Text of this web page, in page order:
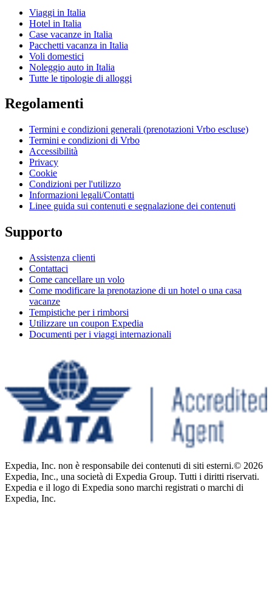
Viaggi in Italia
Hotel in Italia
Case vacanze in Italia
Pacchetti vacanza in Italia
Voli domestici
Noleggio auto in Italia
Tutte le tipologie di alloggi
Regolamenti
Termini e condizioni generali (prenotazioni Vrbo escluse)
Termini e condizioni di Vrbo
Accessibilità
Privacy
Cookie
Condizioni per l'utilizzo
Informazioni legali/Contatti
Linee guida sui contenuti e segnalazione dei contenuti
Supporto
Assistenza clienti
Contattaci
Come cancellare un volo
Come modificare la prenotazione di un hotel o una casa
vacanze
Tempistiche per i rimborsi
Utilizzare un coupon Expedia
Documenti per i viaggi internazionali
Expedia, Inc. non è responsabile dei contenuti di siti esterni.© 2026
Expedia, Inc., una società di Expedia Group. Tutti i diritti riservati.
Expedia e il logo di Expedia sono marchi registrati o marchi di
Expedia, Inc.